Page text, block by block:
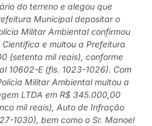
do terreno e alegou que
Municipal depositar o
Militar Ambiental confirmou
e multou a Prefeitura
(setenta mil reais), conforme
10602-E (fls. 1023-1026). Com
Militar Ambiental multou a
LTDA em R$ 345.000,00
mil reais), Auto de Infração
1030), bem como o Sr. Manoel